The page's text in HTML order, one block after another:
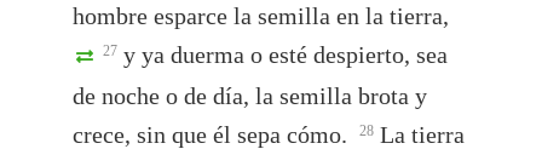
hombre esparce la semilla en la tierra,
27 y ya duerma o esté despierto, sea
de noche o de día, la semilla brota y
crece, sin que él sepa cómo.
28 La tierra